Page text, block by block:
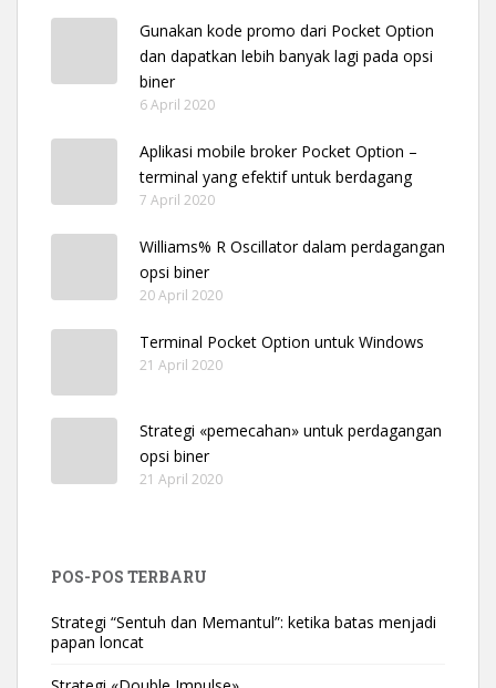
Gunakan kode promo dari Pocket Option
dan dapatkan lebih banyak lagi pada opsi
biner
6 April 2020
Aplikasi mobile broker Pocket Option –
terminal yang efektif untuk berdagang
7 April 2020
Williams% R Oscillator dalam perdagangan
opsi biner
20 April 2020
Terminal Pocket Option untuk Windows
21 April 2020
Strategi «pemecahan» untuk perdagangan
opsi biner
21 April 2020
POS-POS TERBARU
Strategi “Sentuh dan Memantul”: ketika batas menjadi
papan loncat